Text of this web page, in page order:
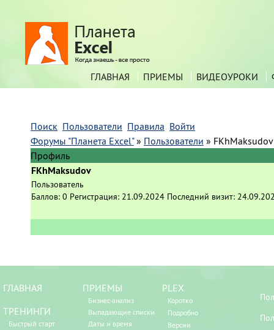
ГЛАВНАЯ ПРИЕМЫ ВИДЕОУРОКИ
Поиск Пользователи Правила Войти
Форумы "Планета Excel" » Пользователи » FKhMaksudov
Профиль
FKhMaksudov
Пользователь
Баллов: 0 Регистрация: 21.09.2024 Последний визит:
ГЛАВНАЯ
ТРЕНИНГИ
Быстрый старт
ПРИЕМЫ
Бизнес-анализ
Выпадающие списки
Даты и время
PLEX
Коротко
Подробно
Версии